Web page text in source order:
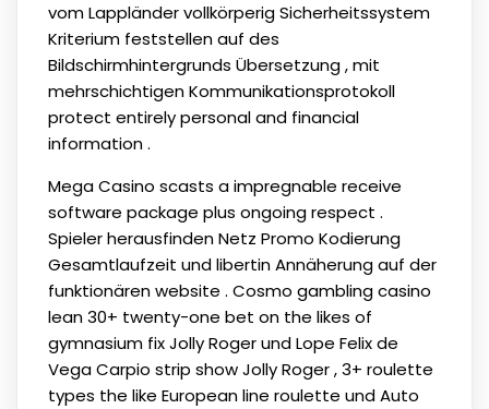
vom Lappländer vollkörperig Sicherheitssystem
Kriterium feststellen auf des
Bildschirmhintergrunds Übersetzung , mit
mehrschichtigen Kommunikationsprotokoll
protect entirely personal and financial
information .
Mega Casino scasts a impregnable receive
software package plus ongoing respect .
Spieler herausfinden Netz Promo Kodierung
Gesamtlaufzeit und libertin Annäherung auf der
funktionären website . Cosmo gambling casino
lean 30+ twenty-one bet on the likes of
gymnasium fix Jolly Roger und Lope Felix de
Vega Carpio strip show Jolly Roger , 3+ roulette
types the like European line roulette und Auto